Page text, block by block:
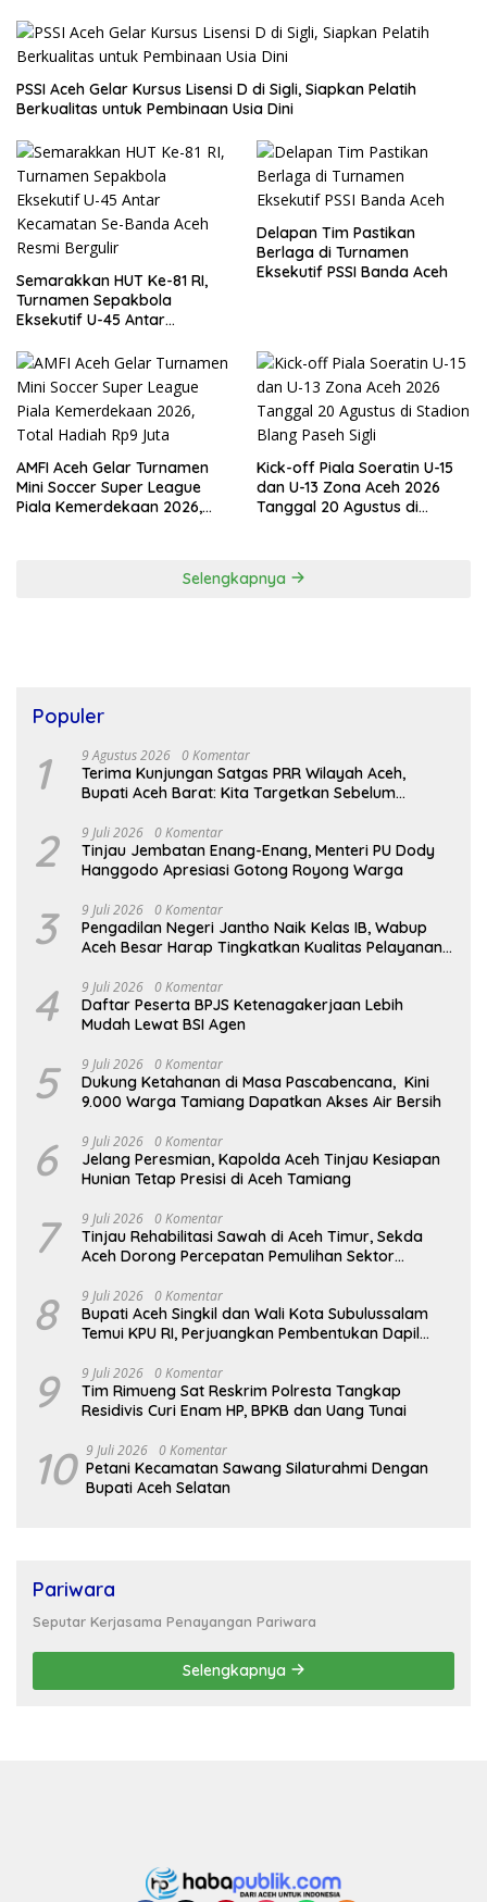
PSSI Aceh Gelar Kursus Lisensi D di Sigli, Siapkan Pelatih
Berkualitas untuk Pembinaan Usia Dini
Semarakkan HUT Ke-81 RI,
Turnamen Sepakbola
Eksekutif U-45 Antar
Resmi Bergulir
Delapan Tim Pastikan
Berlaga di Turnamen
Eksekutif PSSI Banda Aceh
AMFI Aceh Gelar Turnamen
Mini Soccer Super League
Piala Kemerdekaan 2026,
Kick-off Piala Soeratin U-15
dan U-13 Zona Aceh 2026
Tanggal 20 Agustus di
Selengkapnya
Populer
1 9 Agustus 2026 0 Komentar
Terima Kunjungan Satgas PRR Wilayah Aceh,
Bupati Aceh Barat: Kita Targetkan Sebelum
2 9 Juli 2026 0 Komentar
Tinjau Jembatan Enang-Enang, Menteri PU Dody
Hanggodo Apresiasi Gotong Royong Warga
3 9 Juli 2026 0 Komentar
Pengadilan Negeri Jantho Naik Kelas IB, Wabup
Aceh Besar Harap Tingkatkan Kualitas Pelayanan
4 9 Juli 2026 0 Komentar
Daftar Peserta BPJS Ketenagakerjaan Lebih
Mudah Lewat BSI Agen
5 9 Juli 2026 0 Komentar
Dukung Ketahanan di Masa Pascabencana, Kini
9.000 Warga Tamiang Dapatkan Akses Air Bersih
6 9 Juli 2026 0 Komentar
Jelang Peresmian, Kapolda Aceh Tinjau Kesiapan
Hunian Tetap Presisi di Aceh Tamiang
7 9 Juli 2026 0 Komentar
Tinjau Rehabilitasi Sawah di Aceh Timur, Sekda
Aceh Dorong Percepatan Pemulihan Sektor
8 9 Juli 2026 0 Komentar
Bupati Aceh Singkil dan Wali Kota Subulussalam
Temui KPU RI, Perjuangkan Pembentukan Dapil
9 9 Juli 2026 0 Komentar
Tim Rimueng Sat Reskrim Polresta Tangkap
Residivis Curi Enam HP, BPKB dan Uang Tunai
10 9 Juli 2026 0 Komentar
Petani Kecamatan Sawang Silaturahmi Dengan
Bupati Aceh Selatan
Pariwara
Seputar Kerjasama Penayangan Pariwara
Selengkapnya